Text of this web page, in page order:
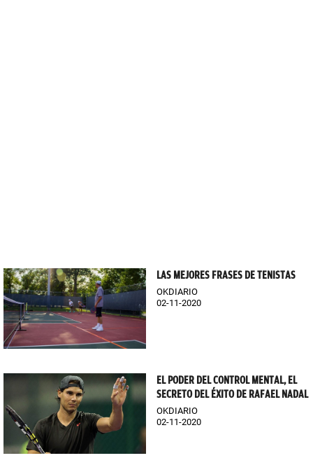
LAS MEJORES FRASES DE TENISTAS
OKDIARIO
02-11-2020
EL PODER DEL CONTROL MENTAL, EL
SECRETO DEL ÉXITO DE RAFAEL NADAL
OKDIARIO
02-11-2020